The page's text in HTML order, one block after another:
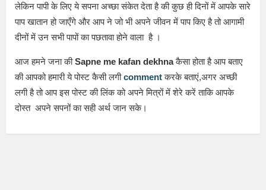
लेकिन पापी के लिए ये सपना अच्छा संकेत देता है की कुछ ही दिनों में आपके सारे
पाप खातान हो जाएँगे और आप ने जो भी अपने जीवन में पाप किए है तो आगामी
दीनों में उन सभी पापों का पछतावा होने वाला है ।
आज हमने जना कीSapne me kafan dekhnaकैसा होता है आप बताए
की आपको हमारी ये पोस्ट कैसी लगीcommentकरके बताएं,अगर अच्छी
लगी है तो आप इस पोस्ट की लिंक को अपने मित्रों में शेरे करें ताकि आपके
दोस्त अपने सपनों का सही अर्थ जान सके।